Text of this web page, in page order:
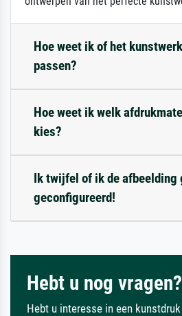
Hoe weet ik of het
passen?
Hoe weet ik welk
kies?
Ik twijfel of ik de afbeelding
geconfigureerd!
Hebt u nog vragen?
Hebt u interesse in een kunstdruk